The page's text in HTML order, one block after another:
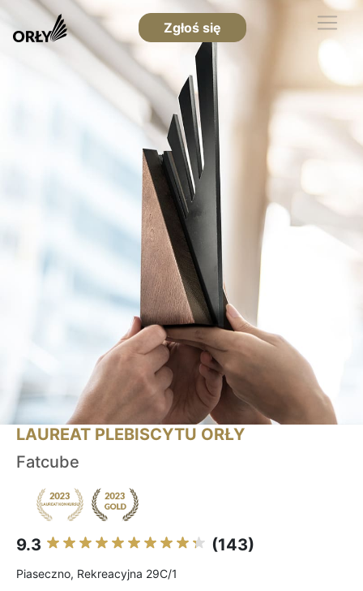
Zgłoś się
LAUREAT PLEBISCYTU ORŁY
Fatcube
9.3 (143)
Piaseczno, Rekreacyjna 29C/1